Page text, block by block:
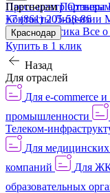
Пресс-центрОтзывы
КонтактыЛицензии
и деловая этика Все
Партнерам
+7 (861) 205-58-86
Краснодар
Купить в 1 клик
Назад
Для отраслей
Для e-commerce
промышленности
Телеком-
Для
компаний
Для
образовательных